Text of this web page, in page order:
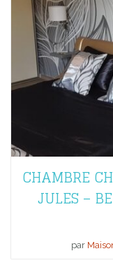
CHAMBRE
JULES –
par